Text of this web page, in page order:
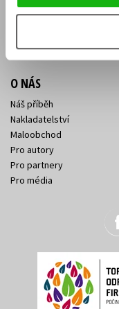
KONTAKTY
Sídlo společnosti
O NÁS
Náš příběh
Nakladatelství
Maloobchod
Pro autory
Pro partnery
Pro média